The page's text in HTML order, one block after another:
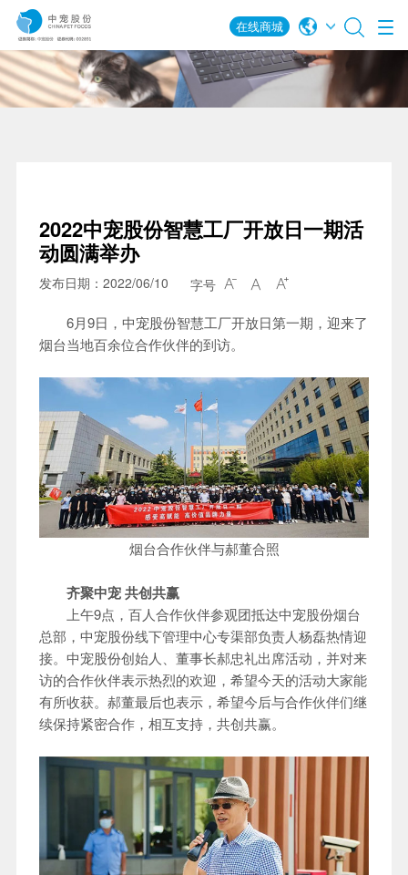
在线商城
2022中宠股份智慧工厂开放日一期活
动圆满举办
发布日期：2022/06/10 字号   
6月9日，中宠股份智慧工厂开放日第一期，迎来了
烟台当地百余位合作伙伴的到访。
烟台合作伙伴与郝董合照
齐聚中宠 共创共赢
上午9点，百人合作伙伴参观团抵达中宠股份烟台
总部，中宠股份线下管理中心专渠部负责人杨磊热情迎
接。中宠股份创始人、董事长郝忠礼出席活动，并对来
访的合作伙伴表示热烈的欢迎，希望今天的活动大家能
有所收获。郝董最后也表示，希望今后与合作伙伴们继
续保持紧密合作，相互支持，共创共赢。